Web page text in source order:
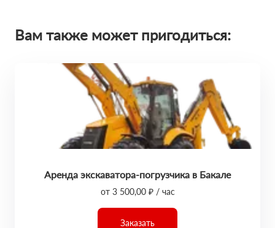
Вам также может пригодиться:
Аренда экскаватора-погрузчика в Бакале
от 3 500,00 ₽ / час
Заказать